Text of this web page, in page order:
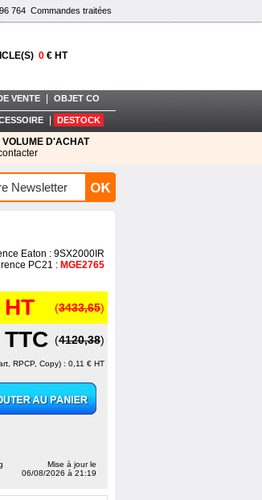
764 Commandes traitées
0 € HT
VENTE OBJET CO
DESTOCK
VOLUME D'ACHAT
Eaton : 9SX2000IR
PC21 : MGE2765
HT (3433,65)
TTC (4120,38)
RPCP, Copy) : 0,11 € HT
Mise à jour le
06/08/2026 à 21:19